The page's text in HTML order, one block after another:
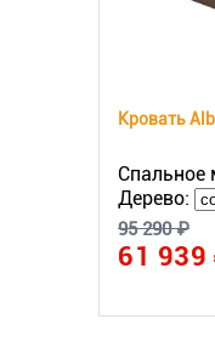
Спальное
Дерево:
95 290 ₽
61 939